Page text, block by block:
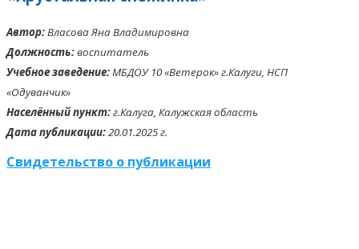
Автор:Власова Яна Владимировна
Должность:воспитатель
Учебное заведение:МБДОУ 10 «Ветерок» г.Калуги, НСП
«Одуванчик»
Населённый пункт:г.Калуга, Калужская область
Дата публикации:20.01.2025 г.
Свидетельство о публикации